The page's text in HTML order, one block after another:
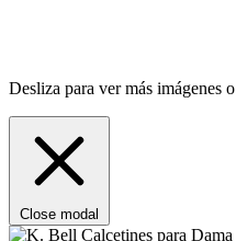
Desliza para ver más imágenes
Close modal